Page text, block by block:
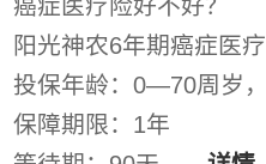
癌症医疗险好不好？
阳光神农6年期癌症医
投保年龄：0—70周岁
保障期限：1年